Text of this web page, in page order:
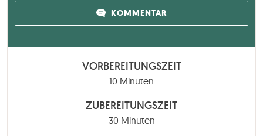
KOMMENTAR
VORBEREITUNGSZEIT
10 Minuten
Minuten
ZUBEREITUNGSZEIT
30Minuten
Minuten